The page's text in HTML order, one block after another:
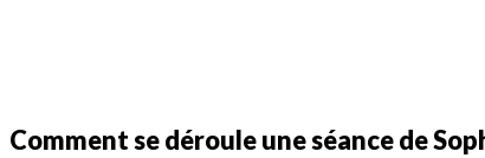
Comment se déroule une séance de